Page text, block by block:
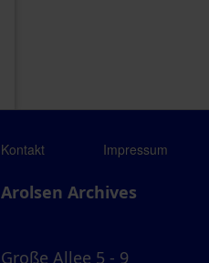
Kontakt Impressum
Arolsen Archives
Große Allee 5 - 9